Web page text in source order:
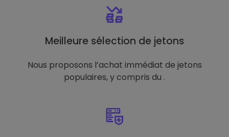
Meilleure sélection de jetons
Nous proposons l’achat immédiat de jetons
populaires, y compris du .